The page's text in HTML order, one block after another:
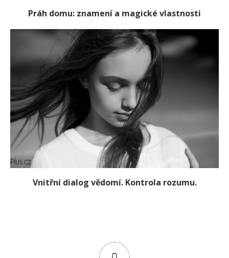
Práh domu: znamení a magické vlastnosti
Vnitřní dialog vědomí. Kontrola rozumu.